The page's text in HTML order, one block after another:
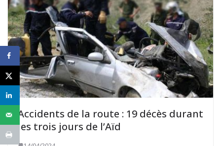
Accidents de la route : 19 décès durant
les trois jours de l’Aïd